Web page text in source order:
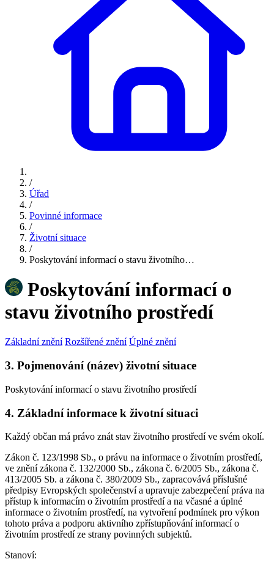
/
Úřad
/
Povinné informace
/
Životní situace
/
Poskytování informací o stavu životního…
Poskytování informací o
stavu životního prostředí
Základní znění Rozšířené znění Úplné znění
3. Pojmenování (název) životní situace
Poskytování informací o stavu životního prostředí
4. Základní informace k životní situaci
Každý občan má právo znát stav životního prostředí ve svém okolí.
Zákon č. 123/1998 Sb., o právu na informace o životním prostředí,
ve znění zákona č. 132/2000 Sb., zákona č. 6/2005 Sb., zákona č.
413/2005 Sb. a zákona č. 380/2009 Sb., zapracovává příslušné
předpisy Evropských společenství a upravuje zabezpečení práva na
přístup k informacím o životním prostředí a na včasné a úplné
informace o životním prostředí, na vytvoření podmínek pro výkon
tohoto práva a podporu aktivního zpřístupňování informací o
životním prostředí ze strany povinných subjektů.
Stanoví: